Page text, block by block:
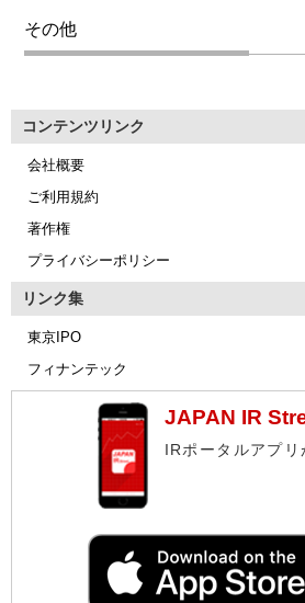
その他
コンテンツリンク
会社概要
ご利用規約
著作権
プライバシーポリシー
リンク集
東京IPO
フィナンテック
JAPAN IR
IRポータルアプリ